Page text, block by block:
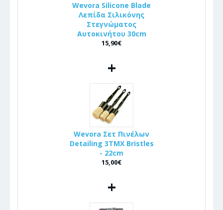
Wevora Silicone Blade
Λεπίδα Σιλικόνης
Στεγνώματος
Αυτοκινήτου 30cm
15,90€
+
Wevora Σετ Πινέλων
Detailing 3ΤΜΧ Bristles
- 22cm
15,00€
+